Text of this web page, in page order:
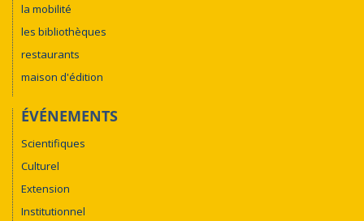
la mobilité
les bibliothèques
restaurants
maison d'édition
ÉVÉNEMENTS
Scientifiques
Culturel
Extension
Institutionnel